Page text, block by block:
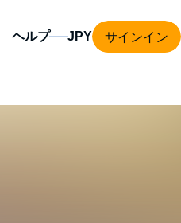
ヘルプ サインイン